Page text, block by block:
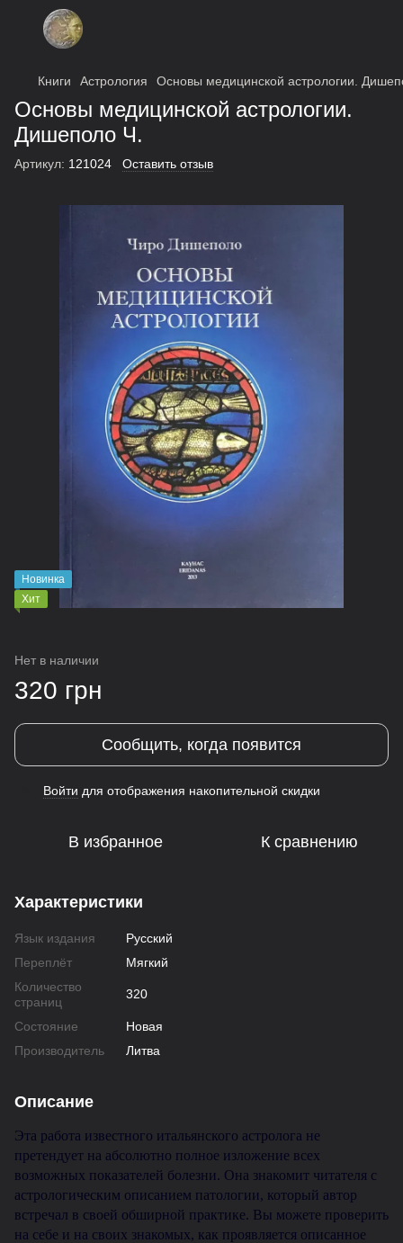
Книги Астрология Основы медицинской астрологии.
Основы медицинской астрологии.
Дишеполо Ч.
Артикул: 121024 Оставить отзыв
Новинка
Хит
Нет в наличии
320 грн
Сообщить, когда появится
Войти для отображения накопительной скидки
В избранное К сравнению
Характеристики
Язык издания
Русский
Переплёт
Мягкий
Количество
страниц
320
Состояние
Новая
Производитель
Литва
Описание
Эта работа известного итальянского астролога не
претендует на абсолютно полное изложение всех
возможных показателей болезни. Она знакомит читателя с
астрологическим описанием патологии, который автор
встречал в своей обширной практике. Вы можете проверить
на себе и на своих знакомых, как проявляется описанное